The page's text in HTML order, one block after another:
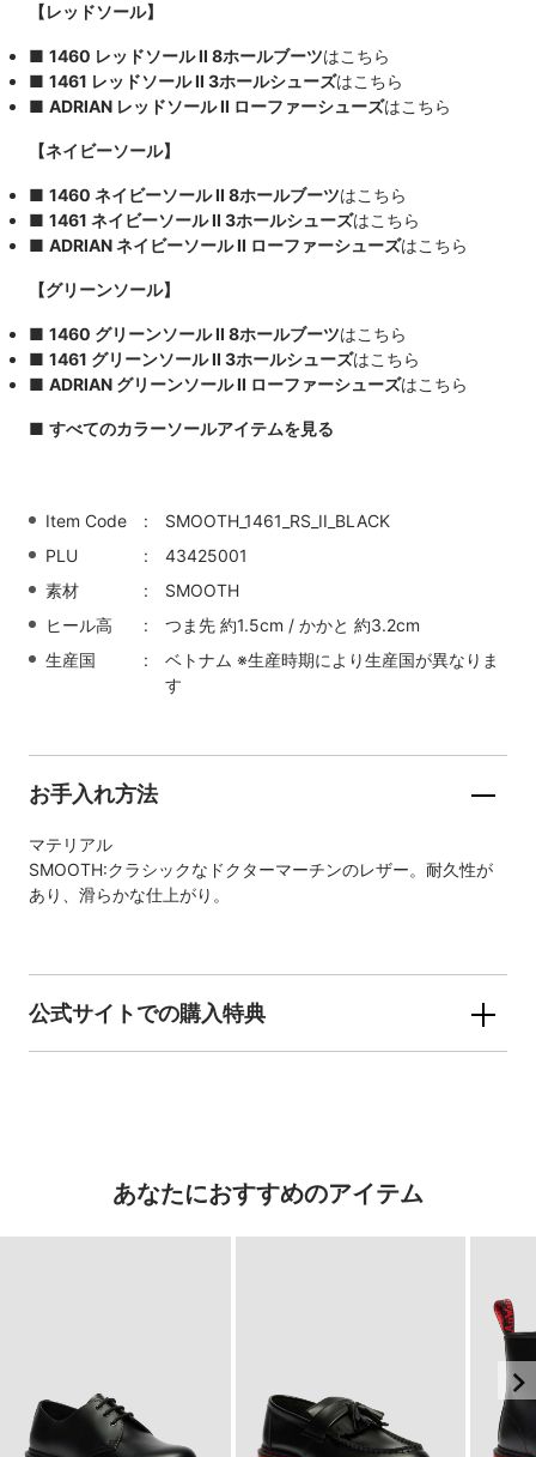
【レッドソール】
■ 1460 レッドソール II 8ホールブーツはこちら
■ 1461 レッドソール II 3ホールシューズはこちら
■ ADRIAN レッドソール II ローファーシューズはこちら
【ネイビーソール】
■ 1460 ネイビーソール II 8ホールブーツはこちら
■ 1461 ネイビーソール II 3ホールシューズはこちら
■ ADRIAN ネイビーソール II ローファーシューズはこちら
【グリーンソール】
■ 1460 グリーンソール II 8ホールブーツはこちら
■ 1461 グリーンソール II 3ホールシューズはこちら
■ ADRIAN グリーンソール II ローファーシューズはこちら
■ すべてのカラーソールアイテムを見る
Item Code
SMOOTH_1461_RS_II_BLACK
PLU
43425001
素材
SMOOTH
ヒール高
つま先 約1.5cm / かかと 約3.2cm
生産国
ベトナム ※生産時期により生産国が異なりま
す
お手入れ方法
マテリアル
SMOOTH:クラシックなドクターマーチンのレザー。耐久性が
あり、滑らかな仕上がり。
公式サイトでの購入特典
あなたにおすすめのアイテム